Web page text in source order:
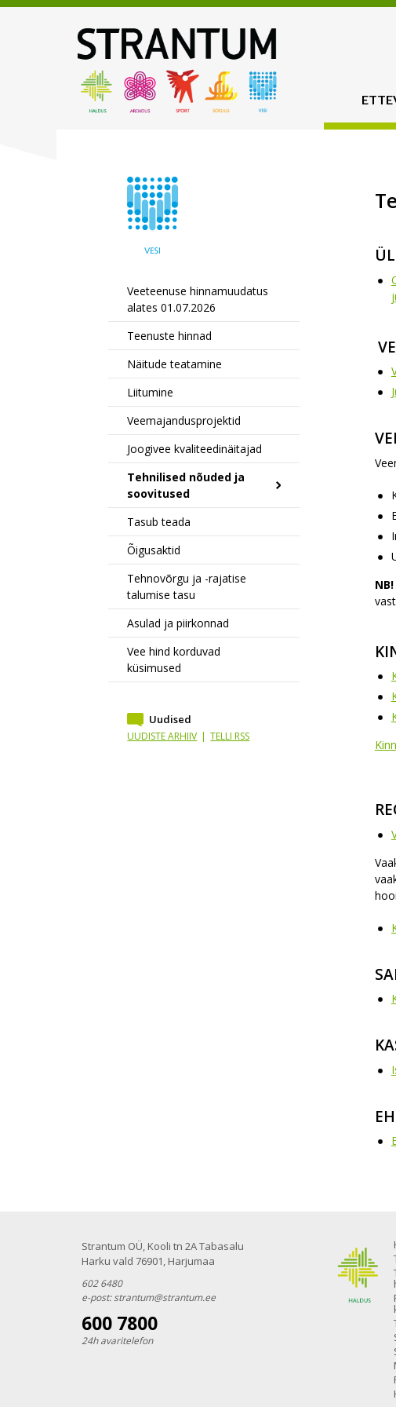
Veeteenuse hinnamuudatus
alates 01.07.2026
Teenuste hinnad
Näitude teatamine
Liitumine
Veemajandusprojektid
Joogivee kvaliteedinäitajad
Tehnilised nõuded ja
soovitused
Tasub teada
Õigusaktid
Tehnovõrgu ja -rajatise
talumise tasu
Asulad ja piirkonnad
Vee hind korduvad
küsimused
Uudised
UUDISTE ARHIIV | TELLI RSS
NB!
Strantum OÜ, Kooli tn 2A Tabasalu
Harku vald 76901, Harjumaa
602 6480
e-post:strantum@strantum.ee
600 7800
24h avaritelefon